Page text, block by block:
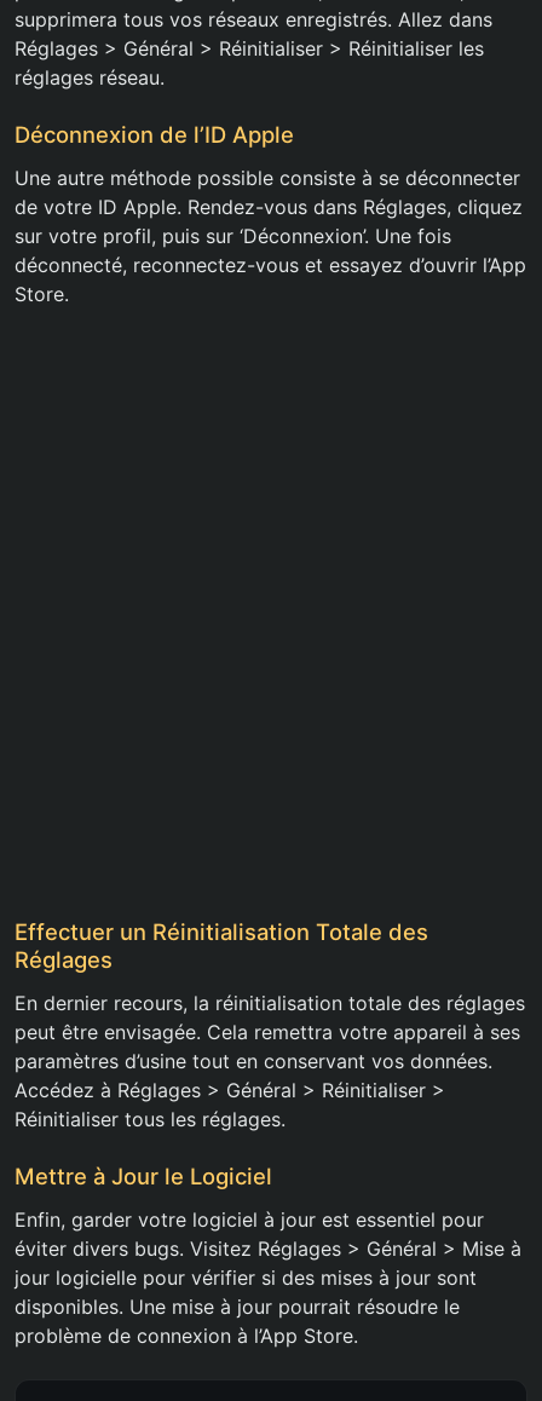
supprimera tous vos réseaux enregistrés. Allez dans
Réglages > Général > Réinitialiser > Réinitialiser les
réglages réseau.
Déconnexion de l’ID Apple
Une autre méthode possible consiste à se déconnecter
de votre ID Apple. Rendez-vous dans Réglages, cliquez
sur votre profil, puis sur ‘Déconnexion’. Une fois
déconnecté, reconnectez-vous et essayez d’ouvrir l’App
Store.
Effectuer un Réinitialisation Totale des
Réglages
En dernier recours, la réinitialisation totale des réglages
peut être envisagée. Cela remettra votre appareil à ses
paramètres d’usine tout en conservant vos données.
Accédez à Réglages > Général > Réinitialiser >
Réinitialiser tous les réglages.
Mettre à Jour le Logiciel
Enfin, garder votre logiciel à jour est essentiel pour
éviter divers bugs. Visitez Réglages > Général > Mise à
jour logicielle pour vérifier si des mises à jour sont
disponibles. Une mise à jour pourrait résoudre le
problème de connexion à l’App Store.